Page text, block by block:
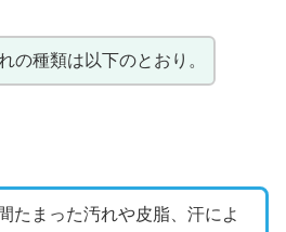
の種類は以下のとおり。
たまった汚れや皮脂、汗によ